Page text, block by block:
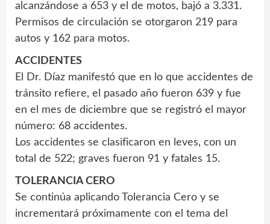
alcanzándose a 653 y el de motos, bajó a 3.331.
Permisos de circulación se otorgaron 219 para
autos y 162 para motos.
ACCIDENTES
El Dr. Díaz manifestó que en lo que accidentes de
tránsito refiere, el pasado año fueron 639 y fue
en el mes de diciembre que se registró el mayor
número: 68 accidentes.
Los accidentes se clasificaron en leves, con un
total de 522; graves fueron 91 y fatales 15.
TOLERANCIA CERO
Se continúa aplicando Tolerancia Cero y se
incrementará próximamente con el tema del